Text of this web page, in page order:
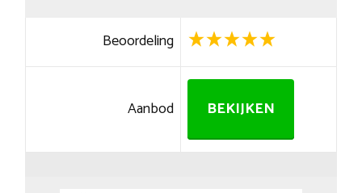
Beoordeling
Aanbod BEKIJKEN